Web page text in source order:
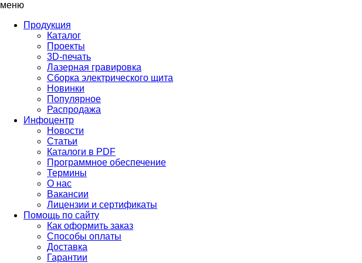
меню
Продукция
Каталог
Проекты
3D-печать
Лазерная гравировка
Сборка электрического щита
Новинки
Популярное
Распродажа
Инфоцентр
Новости
Статьи
Каталоги в PDF
Программное обеспечение
Термины
О нас
Вакансии
Лицензии и сертификаты
Помощь по сайту
Как оформить заказ
Способы оплаты
Доставка
Гарантии